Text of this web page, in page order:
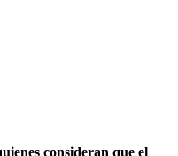
consideran que el